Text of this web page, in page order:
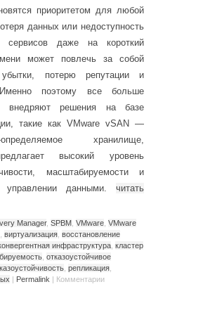
приоритетом для любой
данных или недоступность
сервисов даже на короткий
может повлечь за собой
убытки, потерю репутации и
поэтому все больше
внедряют решения на базе
такие как VMware vSAN —
определяемое хранилище,
высокий уровень
масштабируемости и
управлении данными. читать
Manager, SPBM VMware VMware
виртуализация восстановление
инфраструктура кластер
отказоустойчивое
репликация
| Permalink | Комментарии